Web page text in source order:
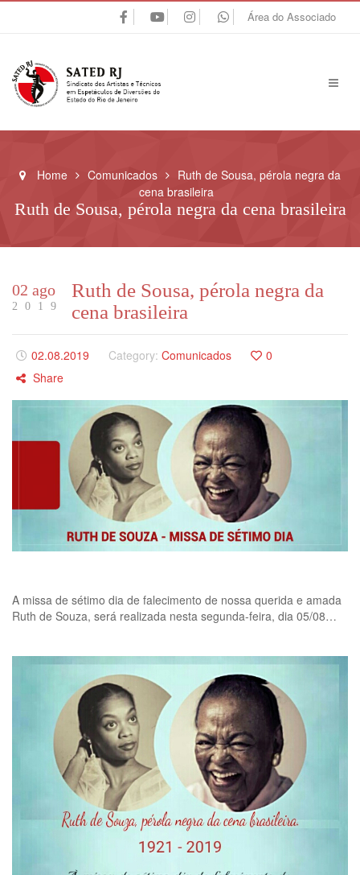
Área do Associado
Home Comunicados
Ruth de Sousa, pérola negra da
cena brasileira
Ruth de Sousa, pérola negra da cena brasileira
02 ago
2019
Ruth de Sousa, pérola negra da
cena brasileira
02.08.2019 Category: Comunicados
0
Share
A missa de sétimo dia de falecimento de nossa querida e amada
Ruth de Souza, será realizada nesta segunda-feira, dia 05/08…